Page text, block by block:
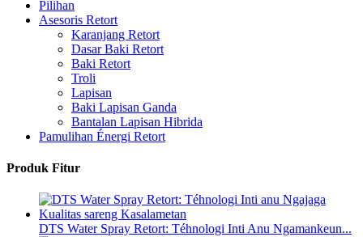
Pilihan
Asesoris Retort
Karanjang Retort
Dasar Baki Retort
Baki Retort
Troli
Lapisan
Baki Lapisan Ganda
Bantalan Lapisan Hibrida
Pamulihan Énergi Retort
Produk Fitur
DTS Water Spray Retort: ​​Téhnologi Inti Anu Ngamankeun...